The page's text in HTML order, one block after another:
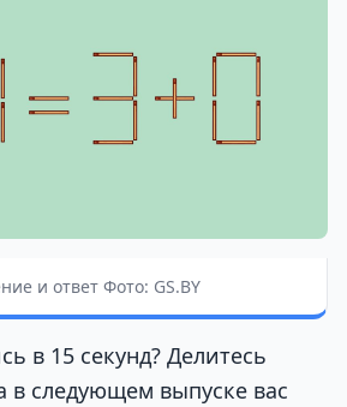
и ответ Фото: GS.BY
в 15 секунд? Делитесь
в следующем выпуске вас